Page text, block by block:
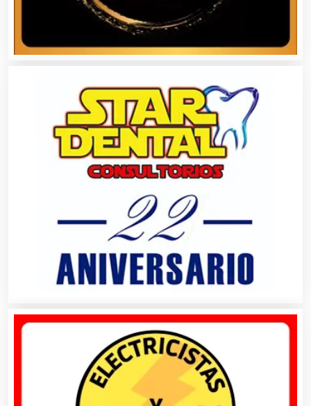
Aluminio
Análisis Clínicos
Análisis de Aguas
Animadores de Eventos
Aparatos y Equipos Eléctricos
Arquitectos
Artes Gráficas